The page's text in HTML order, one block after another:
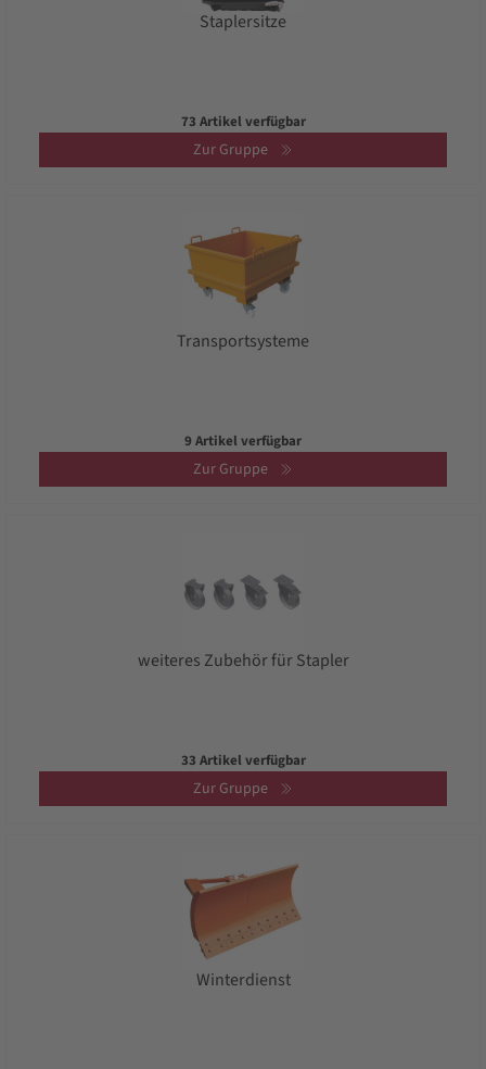
Staplersitze
73 Artikel verfügbar
Zur Gruppe
Transportsysteme
9 Artikel verfügbar
Zur Gruppe
weiteres Zubehör für Stapler
33 Artikel verfügbar
Zur Gruppe
Winterdienst